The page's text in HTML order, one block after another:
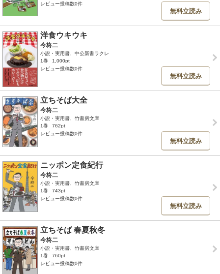
レビュー投稿数0件
無料立読み
洋食ウキウキ
今柊二
小説・実用書、中公新書ラクレ
1巻
1,000pt
レビュー投稿数0件
無料立読み
立ちそば大全
今柊二
小説・実用書、竹書房文庫
1巻
762pt
レビュー投稿数0件
無料立読み
ニッポン定食紀行
今柊二
小説・実用書、竹書房文庫
1巻
743pt
レビュー投稿数0件
無料立読み
立ちそば 春夏秋冬
今柊二
小説・実用書、竹書房文庫
1巻
760pt
レビュー投稿数0件